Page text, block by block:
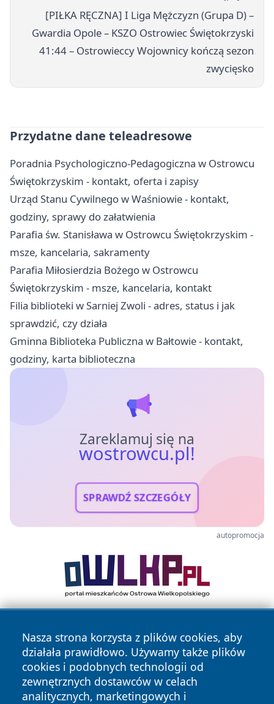
[PIŁKA RĘCZNA] I Liga Mężczyzn (Grupa D) –
Gwardia Opole – KSZO Ostrowiec Świętokrzyski
41:44 – Ostrowieccy Wojownicy kończą sezon
zwycięsko
Przydatne dane teleadresowe
Poradnia Psychologiczno-Pedagogiczna w Ostrowcu
Świętokrzyskim - kontakt, oferta i zapisy
Urząd Stanu Cywilnego w Waśniowie - kontakt,
godziny, sprawy do załatwienia
Parafia św. Stanisława w Ostrowcu Świętokrzyskim -
msze, kancelaria, sakramenty
Parafia Miłosierdzia Bożego w Ostrowcu
Świętokrzyskim - msze, kancelaria, kontakt
Filia biblioteki w Sarniej Zwoli - adres, status i jak
sprawdzić, czy działa
Gminna Biblioteka Publiczna w Bałtowie - kontakt,
godziny, karta biblioteczna
Zareklamuj się na
wostrowcu.pl!
SPRAWDŹ SZCZEGÓŁY
autopromocja
Nasza strona korzysta z plików cookies, aby
działała prawidłowo. Używamy także plików
cookies i podobnych technologii od
zewnętrznych dostawców w celach
analitycznych, marketingowych i
Copyright © 2026 wostrowcu.pl Wszystkie prawa zastrzeżone.